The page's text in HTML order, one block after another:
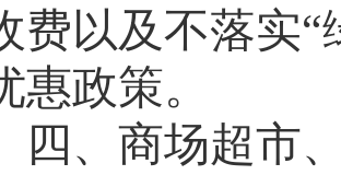
费以及不落实
惠政策。
四、商场超市